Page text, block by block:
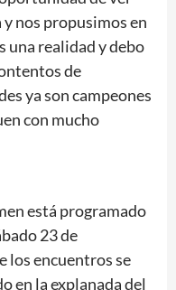
nos propusimos en
una realidad y debo
de
ya son campeones
con mucho
está programado
23 de
los encuentros se
en la explanada del